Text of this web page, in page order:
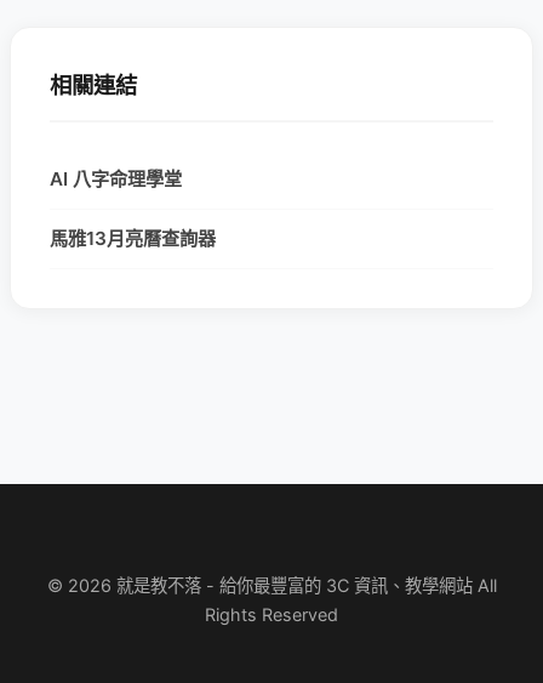
相關連結
AI 八字命理學堂
馬雅13月亮曆查詢器
© 2026 就是教不落 - 給你最豐富的 3C 資訊、教學網站 All
Rights Reserved